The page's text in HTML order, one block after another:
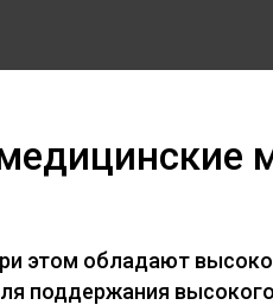
этом обладают
поддержания